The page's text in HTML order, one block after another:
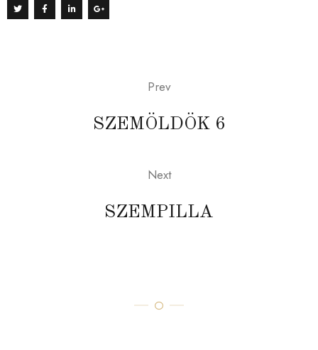
Prev
SZEMÖLDÖK 6
Next
SZEMPILLA